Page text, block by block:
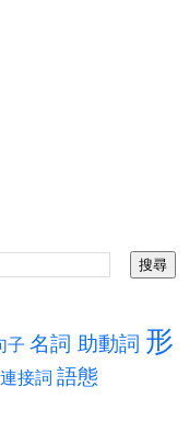
子 名詞 助動詞 形
連接詞 語態